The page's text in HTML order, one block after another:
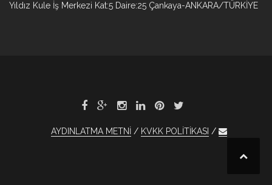
Yıldız Kule İş Merkezi Kat:5 Daire:25 Çankaya-ANKARA/TÜRKİYE
AYDINLATMA METNİ KVKK POLİTİKASI